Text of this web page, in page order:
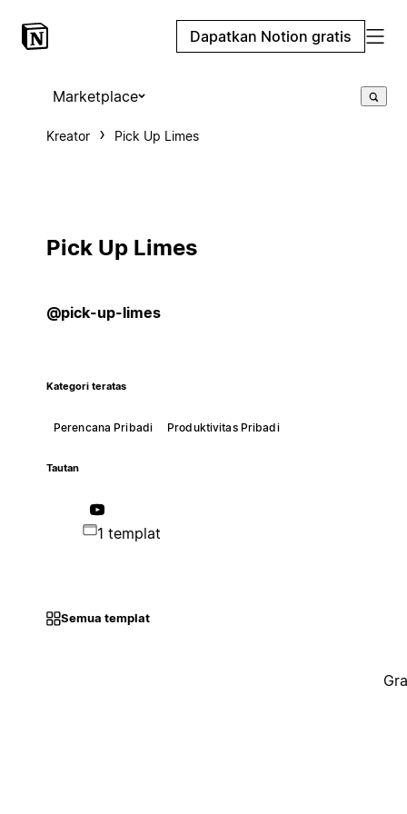
Dapatkan Notion gratis
Marketplace
Kreator Pick Up Limes
Pick Up Limes
@pick-up-limes
Kategori teratas
Perencana Pribadi Produktivitas Pribadi
Tautan
1 templat
Semua templat